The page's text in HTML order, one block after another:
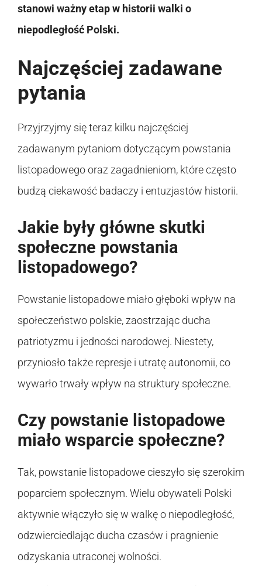
stanowi ważny etap w historii walki o
niepodległość Polski.
Najczęściej zadawane
pytania
Przyjrzyjmy się teraz kilku najczęściej
zadawanym pytaniom dotyczącym powstania
listopadowego oraz zagadnieniom, które często
budzą ciekawość badaczy i entuzjastów historii.
Jakie były główne skutki
społeczne powstania
listopadowego?
Powstanie listopadowe miało głęboki wpływ na
społeczeństwo polskie, zaostrzając ducha
patriotyzmu i jedności narodowej. Niestety,
przyniosło także represje i utratę autonomii, co
wywarło trwały wpływ na struktury społeczne.
Czy powstanie listopadowe
miało wsparcie społeczne?
Tak, powstanie listopadowe cieszyło się szerokim
poparciem społecznym. Wielu obywateli Polski
aktywnie włączyło się w walkę o niepodległość,
odzwierciedlając ducha czasów i pragnienie
odzyskania utraconej wolności.